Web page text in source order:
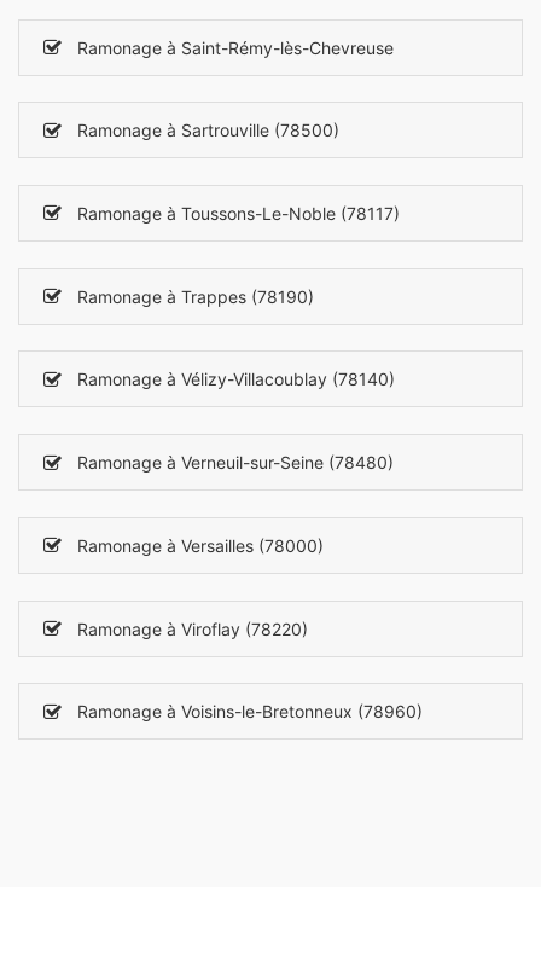
Ramonage à Saint-Rémy-lès-Chevreuse
Ramonage à Sartrouville (78500)
Ramonage à Toussons-Le-Noble (78117)
Ramonage à Trappes (78190)
Ramonage à Vélizy-Villacoublay (78140)
Ramonage à Verneuil-sur-Seine (78480)
Ramonage à Versailles (78000)
Ramonage à Viroflay (78220)
Ramonage à Voisins-le-Bretonneux (78960)